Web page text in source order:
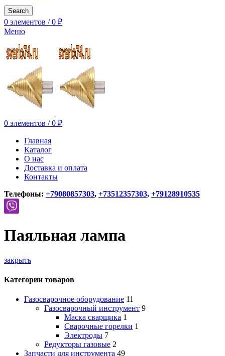
Search
0 элементов / 0 ₽
Меню
0 элементов / 0 ₽
Главная
Каталог
О нас
Доставка и оплата
Контакты
Телефоны: +79080857303, +73512357303, +79128910535
Паяльная лампа
закрыть
Категории товаров
Газосварочное оборудование 11
Газосварочный инструмент 9
Маска сварщика 1
Сварочные горелки 1
Электроды 7
Редукторы газовые 2
Запчасти для инструмента 49